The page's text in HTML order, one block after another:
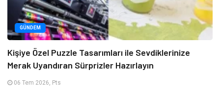
GÜNDEM
Kişiye Özel Puzzle Tasarımları ile Sevdiklerinize
Merak Uyandıran Sürprizler Hazırlayın
06 Tem 2026, Pts